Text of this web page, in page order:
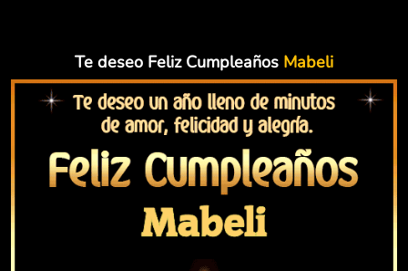
Te deseo Feliz Cumpleaños Mabeli